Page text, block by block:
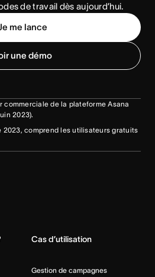
de travail dès aujourd’hui.
me lance
une démo
commerciale de la plateforme Asana
2023).
comprend les utilisateurs gratuits
Cas d’utilisation
Gestion de campagnes